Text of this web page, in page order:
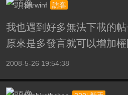
anrwinf 訪客
我也遇到好多無法下載的帖
原來是多發言就可以增加
2008-5-26 19:54:38